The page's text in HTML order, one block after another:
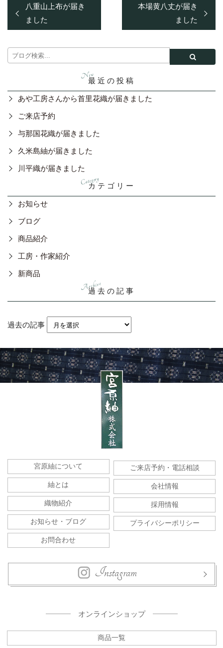
八重山上布が届き
ました
本場黄八丈が届き
ました
最近の投稿
あや工房さんから首里花織が届きました
ご来店予約
与那国花織が届きました
久米島紬が届きました
川平織が届きました
カテゴリー
お知らせ
ブログ
商品紹介
工房・作家紹介
新商品
過去の記事
過去の記事
宮原紬について
紬とは
織物紹介
お知らせ・ブログ
お問合わせ
ご来店予約・電話相談
会社情報
採用情報
プライバシーポリシー
Instagram
オンラインショップ
商品一覧